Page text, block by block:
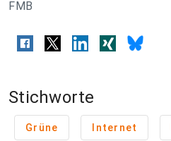
FMB
Stichworte
Grüne Internet